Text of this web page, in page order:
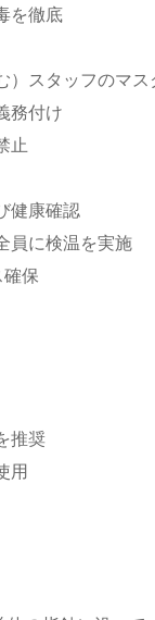
を徹底
）スタッフのマ
務付け
止
健康確認
員に検温を実施
保
推奨
用